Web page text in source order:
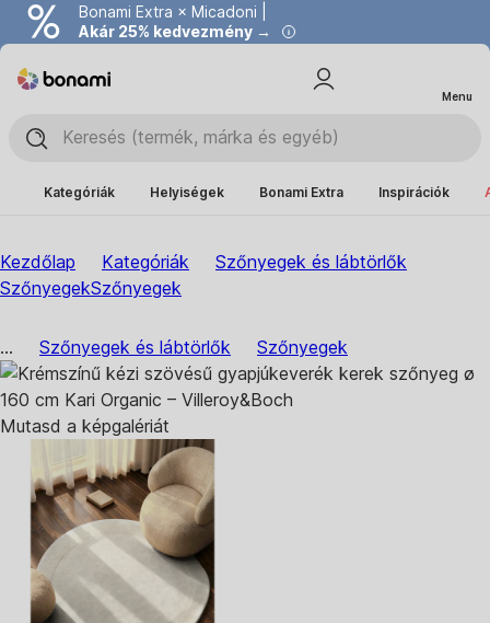
Bonami Extra × Micadoni |
Akár 25% kedvezmény →
Menu
Kategóriák Helyiségek Bonami Extra Inspirációk
Kezdőlap Kategóriák
Szőnyegek és lábtörlők
SzőnyegekSzőnyegek
... Szőnyegek és lábtörlők Szőnyegek
Mutasd a képgalériát